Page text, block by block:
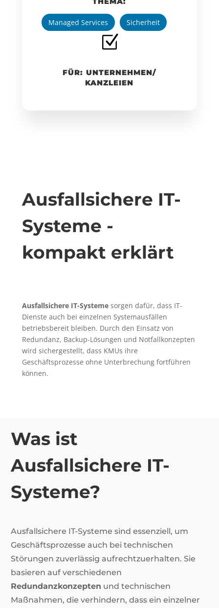
Managed Services Sicherheit
Z
FÜR: UNTERNEHMEN/
KANZLEIEN
Ausfallsichere IT-
Systeme -
kompakt erklärt
Ausfallsichere IT-Systemesorgen dafür, dass IT-
Dienste auch bei einzelnen Systemausfällen
betriebsbereit bleiben. Durch den Einsatz von
Redundanz, Backup-Lösungen und Notfallkonzepten
wird sichergestellt, dass KMUs ihre
Geschäftsprozesse ohne Unterbrechung fortführen
können.
Was ist
Ausfallsichere IT-
Systeme?
Ausfallsichere IT-Systeme sind essenziell, um
Geschäftsprozesse auch bei technischen
Störungen zuverlässig aufrechtzuerhalten. Sie
basieren auf verschiedenen
Redundanzkonzepten und technischen
Maßnahmen, die verhindern, dass ein einzelner